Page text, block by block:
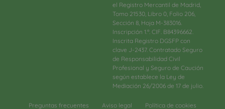
el Registro Mercantil de Madrid,
Tomo 21530, Libro 0, Folio 206,
Sección 8, Hoja M-383016.
Inscripción 1.ª. CIF. B84396662.
Inscrita Registro DGSFP con
clave J-2437. Contratado Seguro
de Responsabilidad Civil
Profesional y Seguro de Caución
según establece la Ley de
Mediación 26/2006 de 17 de julio.
Preguntas frecuentes Aviso legal Política de cookies